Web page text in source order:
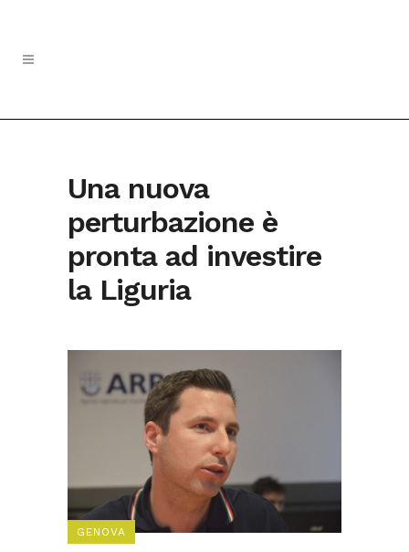
Una nuova
perturbazione è
pronta ad investire
la Liguria
GENOVA